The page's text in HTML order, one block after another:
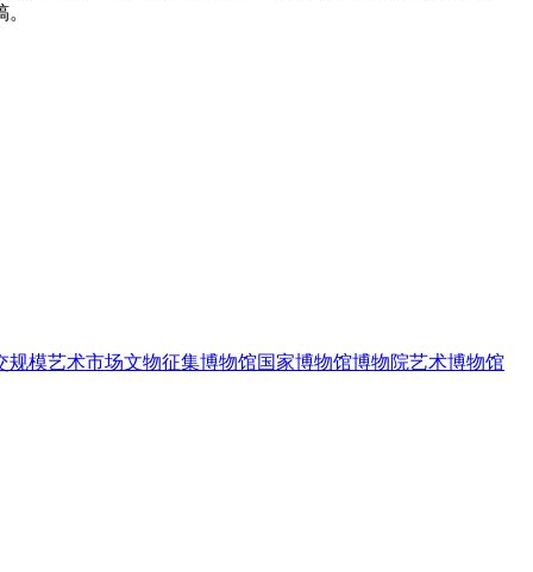
规模艺术市场文物征集博物馆国家博物馆博物院艺术博物馆